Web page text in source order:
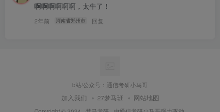
此处内容已隐藏，请评论后刷新页面查看.
啊啊啊啊啊啊，太牛了！
2年前 河南省郑州市 回复
b站/公众号：通信考研小马哥
加入我们 27梦马班 网站地图